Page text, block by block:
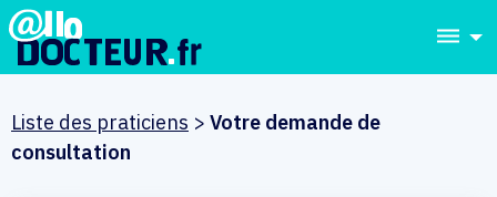
dehaze
Liste des praticiens > Votre demande de
consultation